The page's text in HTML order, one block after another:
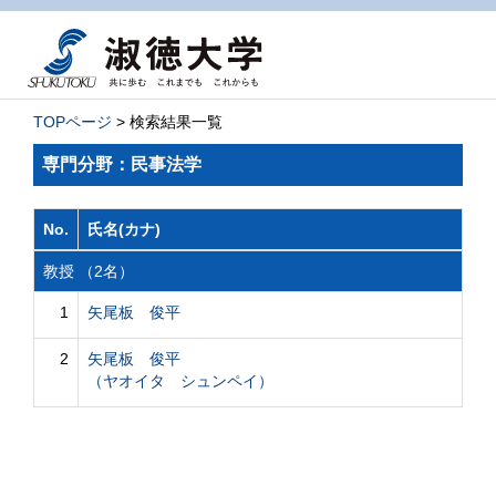
TOPページ > 検索結果一覧
専門分野：民事法学
No. 氏名(カナ)
教授 （2名）
1 矢尾板 俊平
2
矢尾板 俊平
（ヤオイタ シュンペイ）